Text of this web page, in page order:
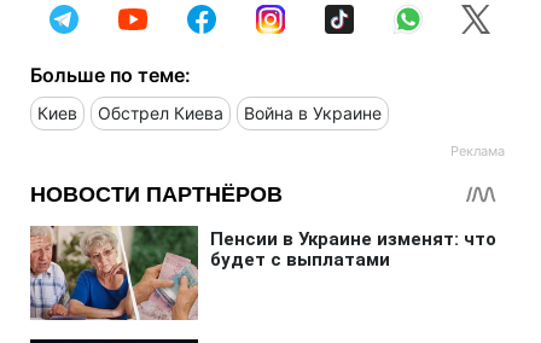
Больше по теме:
Киев Обстрел Киева Война в Украине